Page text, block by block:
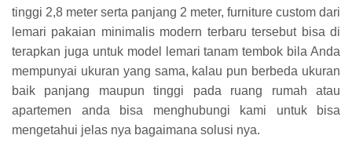
tinggi 2,8 meter serta panjang 2 meter, furniture custom dari
lemari pakaian minimalis modern terbaru tersebut bisa di
terapkan juga untuk model lemari tanam tembok bila Anda
mempunyai ukuran yang sama, kalau pun berbeda ukuran
baik panjang maupun tinggi pada ruang rumah atau
apartemen anda bisa menghubungi kami untuk bisa
mengetahui jelas nya bagaimana solusi nya.